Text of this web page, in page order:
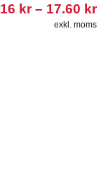
16 kr – 17.60 kr
exkl. moms